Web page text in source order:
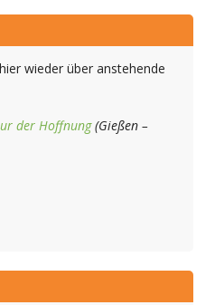
wieder über anstehende
der Hoffnung(Gießen –